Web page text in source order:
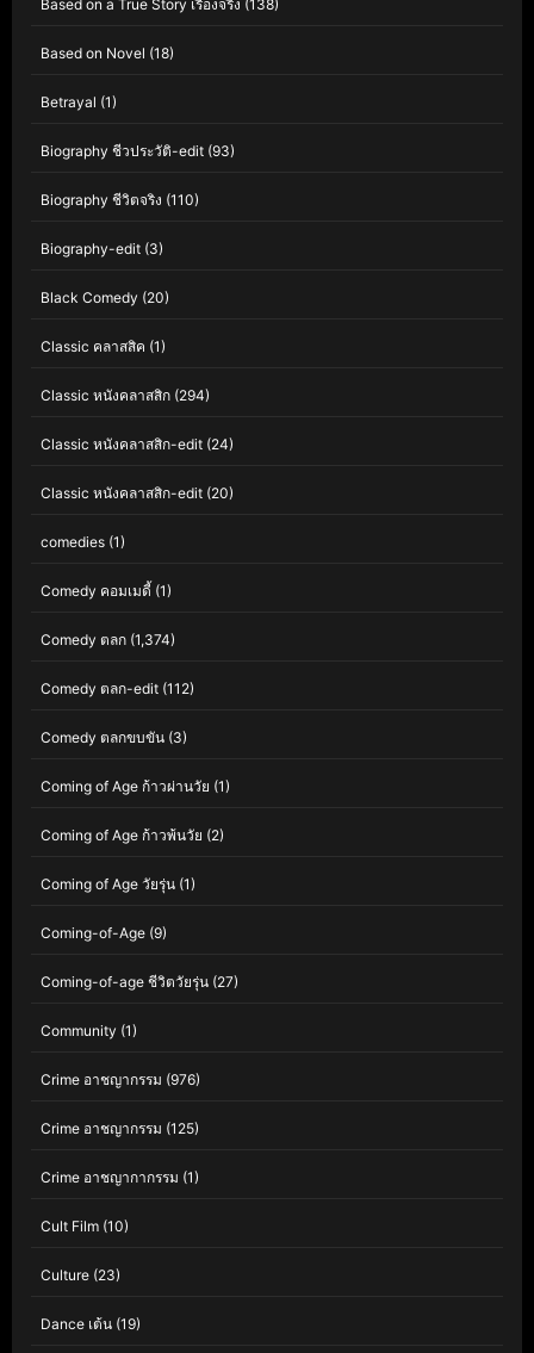
Based on a True Story เรื่องจริง (138)
Based on Novel (18)
Betrayal (1)
Biography ชีวประวัติ-edit (93)
Biography ชีวิตจริง (110)
Biography-edit (3)
Black Comedy (20)
Classic คลาสสิค (1)
Classic หนังคลาสสิก (294)
Classic หนังคลาสสิก-edit (24)
Classic หนังคลาสสิก-edit (20)
comedies (1)
Comedy คอมเมดี้ (1)
Comedy ตลก (1,374)
Comedy ตลก-edit (112)
Comedy ตลกขบขัน (3)
Coming of Age ก้าวผ่านวัย (1)
Coming of Age ก้าวพ้นวัย (2)
Coming of Age วัยรุ่น (1)
Coming-of-Age (9)
Coming-of-age ชีวิตวัยรุ่น (27)
Community (1)
Crime อาชญากรรม (976)
Crime อาชญากรรม (125)
Crime อาชญากากรรม (1)
Cult Film (10)
Culture (23)
Dance เต้น (19)